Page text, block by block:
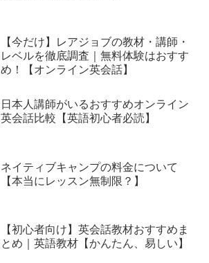
【今だけ】レアジョブの教材・講師・
レベルを徹底調査｜無料体験はおすす
め！【オンライン英会話】
日本人講師がいるおすすめオンライン
英会話比較【英語初心者必読】
ネイティブキャンプの料金について
【本当にレッスン無制限？】
【初心者向け】英会話教材おすすめま
とめ｜英語教材【かんたん、易しい】